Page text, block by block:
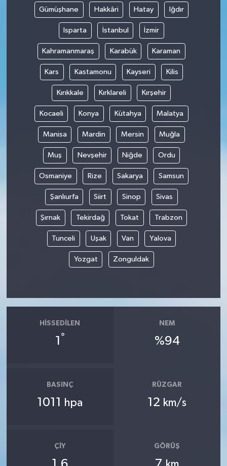
Gümüşhane Hakkâri Hatay Iğdır
Isparta İstanbul İzmir
Kahramanmaraş Karabük Karaman
Kars Kastamonu Kayseri Kilis
Kırıkkale Kırklareli Kırşehir
Kocaeli Konya Kütahya Malatya
Manisa Mardin Mersin Muğla
Muş Nevşehir Niğde Ordu
Osmaniye Rize Sakarya Samsun
Şanlıurfa Siirt Sinop Sivas
Şırnak Tekirdağ Tokat Trabzon
Tunceli Uşak Van Yalova
Yozgat Zonguldak
HISSEDILEN
1 °
NEM
%94
BASINÇ
1011 hpa
RÜZGAR
12 km/s
ÇIY GÖRÜŞ